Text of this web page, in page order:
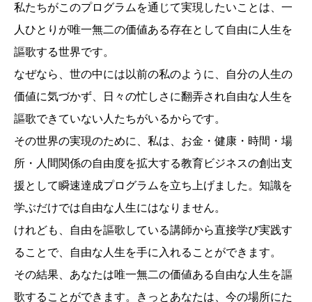
私たちがこのプログラムを通じて実現したいことは、一
人ひとりが唯一無二の価値ある存在として自由に人生を
謳歌する世界です。
なぜなら、世の中には以前の私のように、自分の人生の
価値に気づかず、日々の忙しさに翻弄され自由な人生を
謳歌できていない人たちがいるからです。
その世界の実現のために、私は、お金・健康・時間・場
所・人間関係の自由度を拡大する教育ビジネスの創出支
援として瞬速達成プログラムを立ち上げました。知識を
学ぶだけでは自由な人生にはなりません。
けれども、自由を謳歌している講師から直接学び実践す
ることで、自由な人生を手に入れることができます。
その結果、あなたは唯一無二の価値ある自由な人生を謳
歌することができます。きっとあなたは、今の場所にた